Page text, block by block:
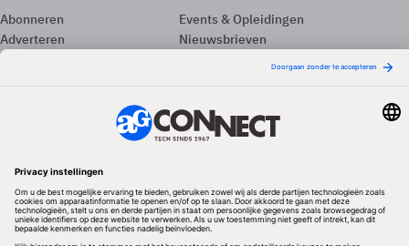
Abonneren
Adverteren
Contact
Events & Opleidingen
Nieuwsbrieven
Redactionele partner